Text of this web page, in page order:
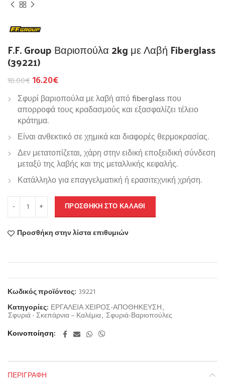
F.F. Group Βαριοπούλα 2kg με Λαβή Fiberglass
(39221)
18.00€16.20€
Σφυρί βαριοπούλα με λαβή από fiberglass που
απορροφά τους κραδασμούς και εξασφαλίζει τέλειο
κράτημα.
Είναι ανθεκτικό σε χημικά και διαφορές θερμοκρασίας.
Δεν μετατοπίζεται, χάρη στην ειδική εποξειδική σύνδεση
μεταξύ της λαβής και της μεταλλικής κεφαλής.
Κατάλληλο για επαγγελματική ή ερασιτεχνική χρήση.
ΠΡΟΣΘΉΚΗ ΣΤΟ ΚΑΛΆΘΙ
Προσθήκη στην λίστα επιθυμιών
Κωδικός προϊόντος: 39221
Κατηγορίες: ΕΡΓΑΛΕΙΑ ΧΕΙΡΟΣ-ΑΠΟΘΗΚΕΥΣΗ,
Σφυριά - Σκεπάρνια – Καλέμια, Σφυριά-Βαριοπούλες
Κοινοποίηση
ΠΕΡΙΓΡΑΦΉ